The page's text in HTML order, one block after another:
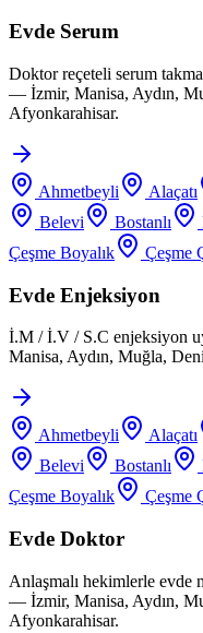
Evde Serum
Doktor reçeteli serum
— İzmir, Manisa, Aydın,
Afyonkarahisar.
Ahmetbeyli Alaçatı
Belevi
Bostanlı
Çeşme Boyalık
Çeşme
Evde Enjeksiyon
İ.M / İ.V / S.C enjeksiyon
Manisa, Aydın, Muğla,
Ahmetbeyli Alaçatı
Belevi
Bostanlı
Çeşme Boyalık
Çeşme
Evde Doktor
Anlaşmalı hekimlerle evde
— İzmir, Manisa, Aydın,
Afyonkarahisar.